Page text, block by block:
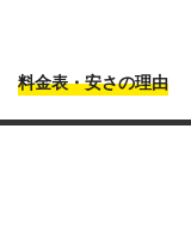
料金表・安さの理由